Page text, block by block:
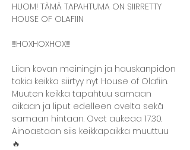
HUOM! TÄMÄ TAPAHTUMA ON SIIRRETTY
HOUSE OF OLAFIIN
‼️HOXHOXHOX‼️
Liian kovan meiningin ja hauskanpidon
takia keikka siirtyy nyt House of Olafiin.
Muuten keikka tapahtuu samaan
aikaan ja liput edelleen ovelta sekä
samaan hintaan. Ovet aukeaa 17.30.
Ainoastaan siis keikkapaikka muuttuu
🔥